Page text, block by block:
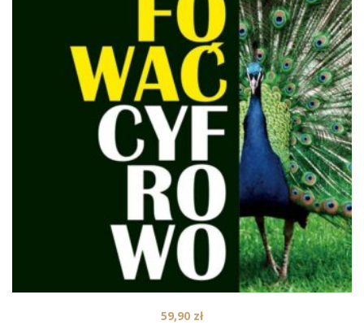
59,90 zł